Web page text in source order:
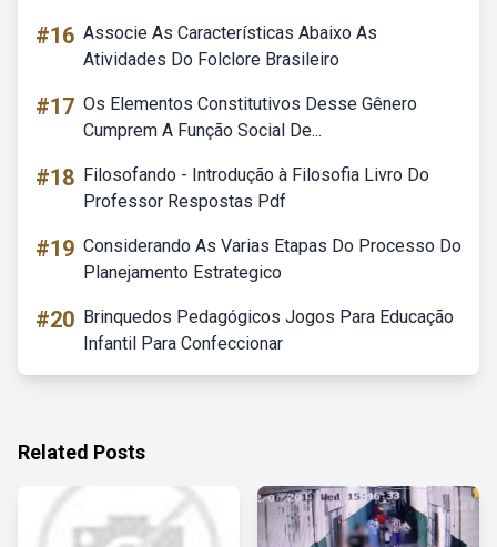
#16 Associe As Características Abaixo As
Atividades Do Folclore Brasileiro
#17 Os Elementos Constitutivos Desse Gênero
Cumprem A Função Social De...
#18 Filosofando - Introdução à Filosofia Livro Do
Professor Respostas Pdf
#19 Considerando As Varias Etapas Do Processo Do
Planejamento Estrategico
#20 Brinquedos Pedagógicos Jogos Para Educação
Infantil Para Confeccionar
Related Posts